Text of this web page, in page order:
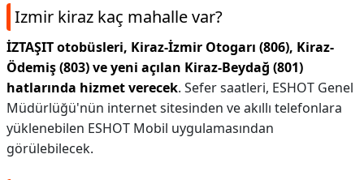
Izmir kiraz kaç mahalle var?
İZTAŞIT otobüsleri, Kiraz-İzmir Otogarı (806), Kiraz-
Ödemiş (803) ve yeni açılan Kiraz-Beydağ (801)
hatlarında hizmet verecek. Sefer saatleri, ESHOT Genel
Müdürlüğü'nün internet sitesinden ve akıllı telefonlara
yüklenebilen ESHOT Mobil uygulamasından
görülebilecek.